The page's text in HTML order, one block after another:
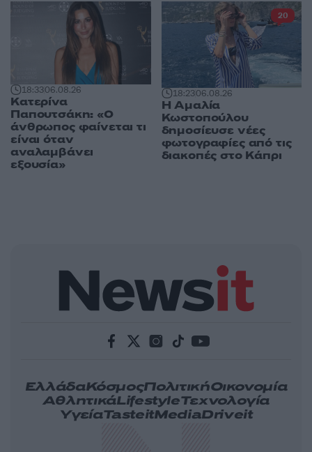
18:3306.08.26
Κατερίνα
Παπουτσάκη: «Ο
άνθρωπος φαίνεται τι
είναι όταν
αναλαμβάνει
εξουσία»
18:2306.08.26
Η Αμαλία
Κωστοπούλου
δημοσίευσε νέες
φωτογραφίες από τις
διακοπές στο Κάπρι
20
ΕλλάδαΚόσμοςΠολιτικήΟικονομία
ΑθλητικάLifestyleΤεχνολογία
ΥγείαTasteitMediaDriveit